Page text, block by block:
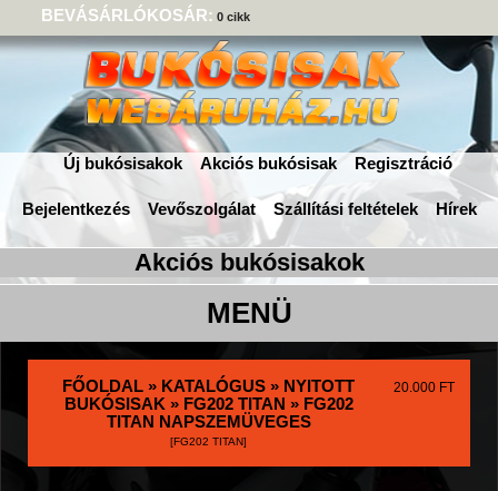
BEVÁSÁRLÓKOSÁR: 0 cikk
Új bukósisakok Akciós bukósisak Regisztráció
Bejelentkezés Vevőszolgálat Szállítási feltételek Hírek
FŐOLDAL » KATALÓGUS » NYITOTT
BUKÓSISAK » FG202 TITAN » FG202
TITAN NAPSZEMÜVEGES
[FG202 TITAN]
20.000 FT